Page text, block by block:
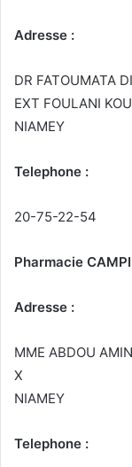
Adresse :
DR FATOUMATA
EXT FOULANI
NIAMEY
Telephone :
20-75-22-54
Pharmacie
Adresse :
MME ABDOU
X
NIAMEY
Telephone :